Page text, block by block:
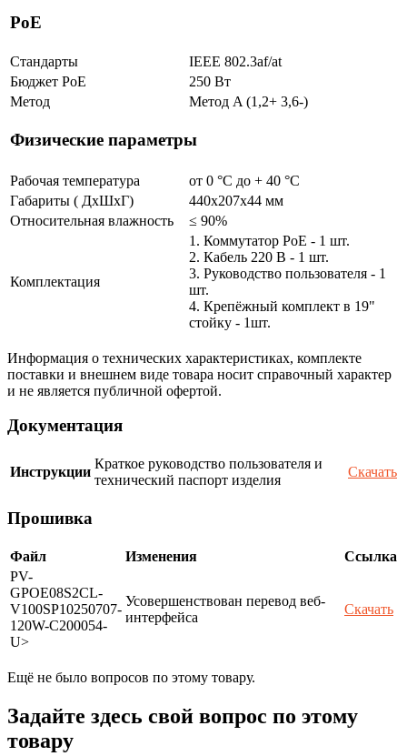
PoE
Стандарты
IEEE 802.3af/at
Бюджет PoE
250 Вт
Метод
Метод A (1,2+ 3,6-)
Физические параметры
Рабочая температура
от 0 °С до + 40 °C
Габариты ( ДхШхГ)
440x207x44 мм
Относительная влажность
≤ 90%
Комплектация
1. Коммутатор PoE - 1 шт.
2. Кабель 220 В - 1 шт.
3. Руководство пользователя - 1
шт.
4. Крепёжный комплект в 19"
стойку - 1шт.
Информация о технических характеристиках, комплекте
поставки и внешнем виде товара носит справочный характер
и не является публичной офертой.
Документация
Инструкции
Краткое руководство пользователя и
технический паспорт изделия
Скачать
Прошивка
Файл Изменения
Ссылка
PV-
GPOE08S2CL-
V100SP10250707-
120W-C200054-
U>
Усовершенствован перевод веб-
интерфейса
Скачать
Ещё не было вопросов по этому товару.
Задайте здесь свой вопрос по этому
товару